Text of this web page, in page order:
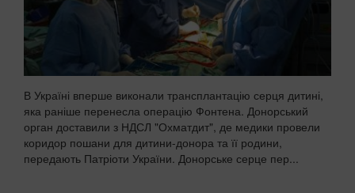
В Україні вперше виконали трансплантацію серця дитині,
яка раніше перенесла операцію Фонтена. Донорський
орган доставили з НДСЛ "Охматдит", де медики провели
коридор пошани для дитини-донора та її родини,
передають Патріоти України. Донорське серце пер...